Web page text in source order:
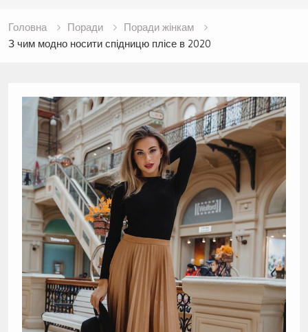
Головна Поради
Поради жінкам
З чим модно носити спідницю плісе в 2020